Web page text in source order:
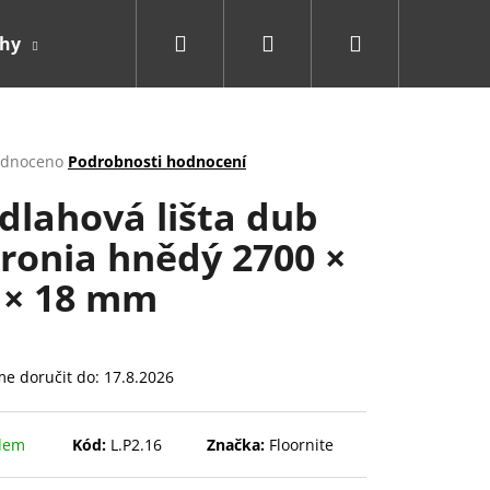
Přihlášení
Podrobnosti hodnocení
lišta dub
hnědý 2700 ×
18 mm
doručit do: 17.8.2026
Kód: L.P2.16 Značka: Floornite